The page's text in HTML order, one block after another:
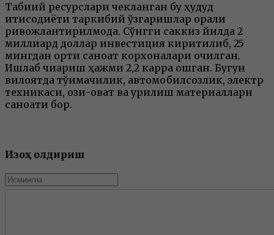
Табиий ресурслари чекланган бу ҳудуд
иқтисодиёти таркибий ўзгаришлар орқали
ривожлантирилмоқда. Сўнгги саккиз йилда 2
миллиард доллар инвестиция киритилиб, 25
мингдан ортиқ саноат корхоналари очилган.
Ишлаб чиқариш ҳажми 2,2 карра ошган. Бугун
вилоятда тўқимачилик, автомобилсозлик, электр
техникаси, озиқ-овқат ва қурилиш материаллари
саноати бор.
Изоҳ қолдириш